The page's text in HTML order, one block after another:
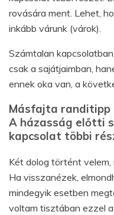
rovására ment. Lehet,
inkább várunk (várok).
Számtalan
csak a sajátjaimban,
ennek oka van, a
Másfajta randitipp
A házasság előtti
kapcsolat többi
Két dolog történt velem,
Ha visszanézek,
mindegyik esetben
voltam tisztában ezzel